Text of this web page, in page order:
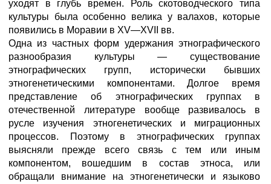
уходят в глубь времен. Роль скотоводческого типа
культуры была особенно велика у валахов, которые
появились в Моравии в XV—XVII вв.
Одна из частных форм удержания этнографического
разнообразия культуры — существование
этнографических групп, исторически бывших
этногенетическими компонентами. Долгое время
представление об этнографических группах в
отечественной литературе вообще развивалось в
русле изучения этногенетических и миграционных
процессов. Поэтому в этнографических группах
выясняли прежде всего связь с тем или иным
компонентом, вошедшим в состав этноса, или
обращали внимание на этногенетически и языково